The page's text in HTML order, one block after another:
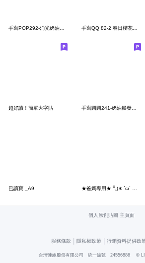
超好讀！簡單大字貼 手寫圓圓241-奶油膠發泡膨脹胖胖_好用大字
已讀寶 _A9
個人原創貼圖 主頁面
服務條款 | 隱私權政策 | 行銷資料提供政
台灣連線股份有限公司 統一編號：24556886 ©